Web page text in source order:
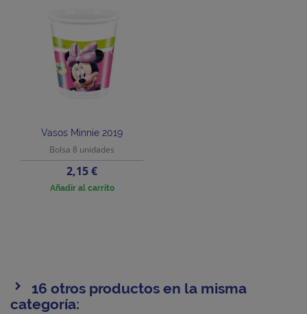
Vasos Minnie 2019
Bolsa 8 unidades
Precio
2,15 €
Añadir al carrito
16 otros productos en la misma
categoría: